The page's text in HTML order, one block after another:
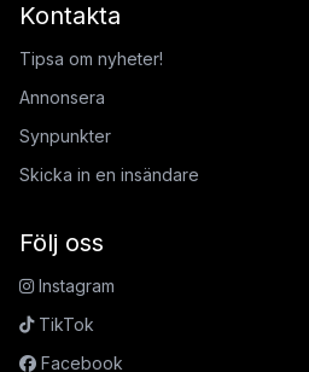
Kontakta
Tipsa om nyheter!
Annonsera
Synpunkter
Skicka in en insändare
Följ oss
Instagram
TikTok
Facebook